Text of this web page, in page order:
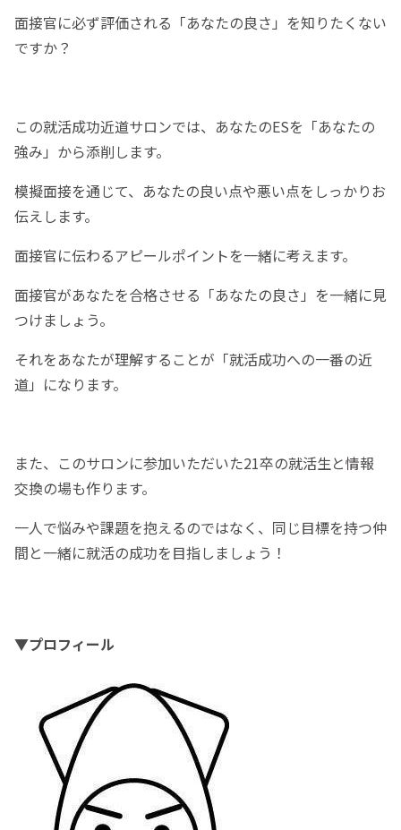
面接官に必ず評価される「あなたの良さ」を知りたくない
ですか？
この就活成功近道サロンでは、あなたのESを「あなたの
強み」から添削します。
模擬面接を通じて、あなたの良い点や悪い点をしっかりお
伝えします。
面接官に伝わるアピールポイントを一緒に考えます。
面接官があなたを合格させる「あなたの良さ」を一緒に見
つけましょう。
それをあなたが理解することが「就活成功への一番の近
道」になります。
また、このサロンに参加いただいた21卒の就活生と情報
交換の場も作ります。
一人で悩みや課題を抱えるのではなく、同じ目標を持つ仲
間と一緒に就活の成功を目指しましょう！
▼プロフィール